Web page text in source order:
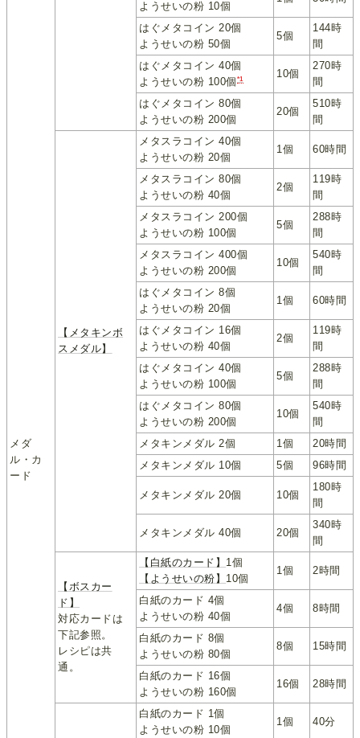
メダ
ル・カ
ード
ようせいの粉 10個
はぐメタコイン 20個
ようせいの粉 50個
5個
144時
間
はぐメタコイン 40個
ようせいの粉 100個 *1 10個
270時
間
はぐメタコイン 80個
ようせいの粉 200個
20個
510時
間
【メタキンボ
スメダル】
メタスラコイン 40個
ようせいの粉 20個
1個 60時間
メタスラコイン 80個
ようせいの粉 40個
2個
119時
間
メタスラコイン 200個
ようせいの粉 100個
5個
288時
間
メタスラコイン 400個
ようせいの粉 200個
10個
540時
間
はぐメタコイン 8個
ようせいの粉 20個
1個 60時間
はぐメタコイン 16個
ようせいの粉 40個
2個
119時
間
はぐメタコイン 40個
ようせいの粉 100個
5個
288時
間
はぐメタコイン 80個
ようせいの粉 200個
10個
540時
間
メタキンメダル 2個
1個
20時間
メタキンメダル 10個
5個 96時間
メタキンメダル 20個 10個
180時
間
メタキンメダル 40個 20個
340時
間
【ボスカー
ド】
対応カードは
下記参照。
レシピは共
通。
【白紙のカード】 1個
【ようせいの粉】 10個
1個 2時間
白紙のカード 4個
ようせいの粉 40個
4個 8時間
白紙のカード 8個
ようせいの粉 80個
8個 15時間
白紙のカード 16個
ようせいの粉 160個
16個 28時間
白紙のカード 1個
ようせいの粉 10個
1個 40分